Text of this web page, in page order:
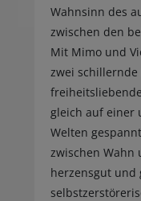
Wahnsinn des
zwischen den
Mit Mimo und
zwei schillernde
gleich auf einer
Welten
zwischen Wahn
herzensgut und